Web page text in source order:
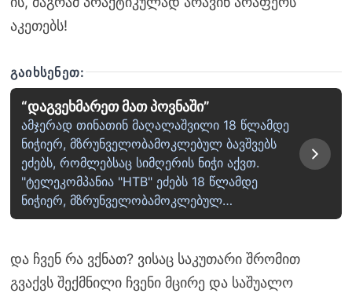
აკეთებს!
ᲒᲐᲘᲮᲡᲔᲜᲔᲗ:
“დაგვეხმარეთ მათ პოვნაში”
ამჯერად თინათინ მაღალაშვილი 18 წლამდე
ნიჭიერ, მზრუნველობამოკლებულ ბავშვებს
ეძებს, რომლებსაც სიმღერის ნიჭი აქვთ.
"ტელეკომპანია "НТВ" ეძებს 18 წლამდე
ნიჭიერ, მზრუნველობამოკლებულ…
და ჩვენ რა ვქნათ? ვისაც საკუთარი შრომით
გვაქვს შექმნილი ჩვენი მცირე და საშუალო